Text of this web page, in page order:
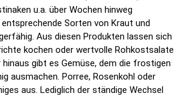
u.a. über Wochen hinweg
Sorten von Kraut und
Aus diesen Produkten lassen sich
kochen oder wertvolle Rohkostsalate
hinaus gibt es Gemüse, dem die frostigen
ausmachen. Porree, Rosenkohl oder
aus. Lediglich der ständige Wechsel